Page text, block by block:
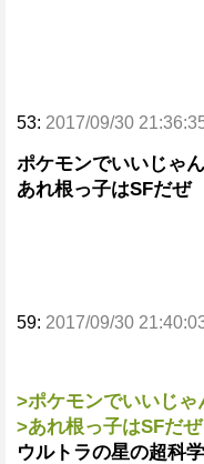
53: 2017/09/30
ポケモンでいいじゃん
あれ根っ子はSFだぜ
59: 2017/09/30
>ポケモンでいいじゃ
>あれ根っ子はSFだぜ
ウルトラの星の超科